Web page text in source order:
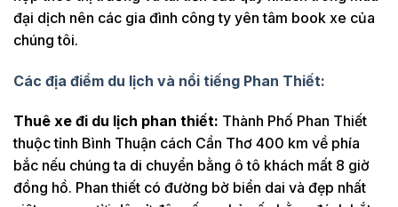
đại dịch nên các gia đình công ty yên tâm book xe của
chúng tôi.
Các địa điểm du lịch và nổi tiếng Phan Thiết:
Thuê xe đi du lịch phan thiết: Thành Phố Phan Thiết
thuộc tỉnh Bình Thuận cách Cần Thơ 400 km về phía
bắc nếu chúng ta di chuyển bằng ô tô khách mất 8 giờ
đồng hồ. Phan thiết có đường bờ biển dai và đẹp nhất